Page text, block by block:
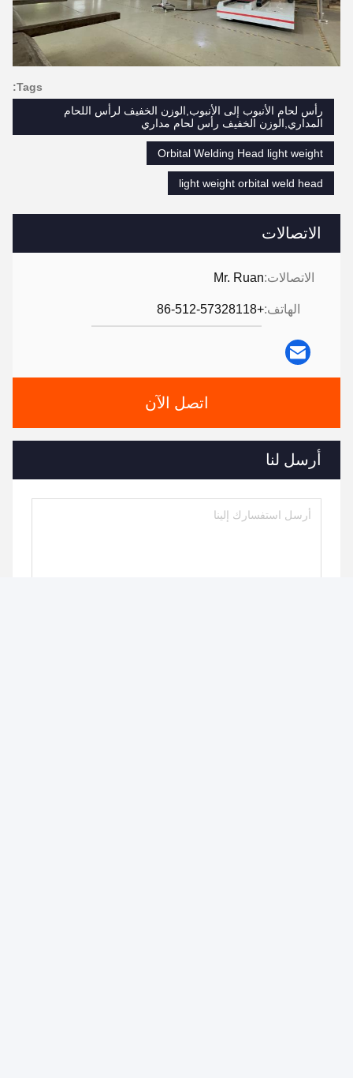
الاتصالات
الاتصالات:Mr. Ruan
الهاتف:+86-512-57328118
اتصل الآن
أرسل لنا
Tags:
رأس لحام الأنبوب إلى الأنبوب,الوزن الخفيف لرأس اللحام
المداري,الوزن الخفيف رأس لحام مداري
Orbital Welding Head light weight
light weight orbital weld head